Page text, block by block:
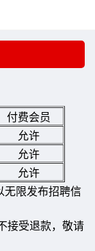
付费会员
允许
允许
允许
无限发布招聘信
接受退款，敬请